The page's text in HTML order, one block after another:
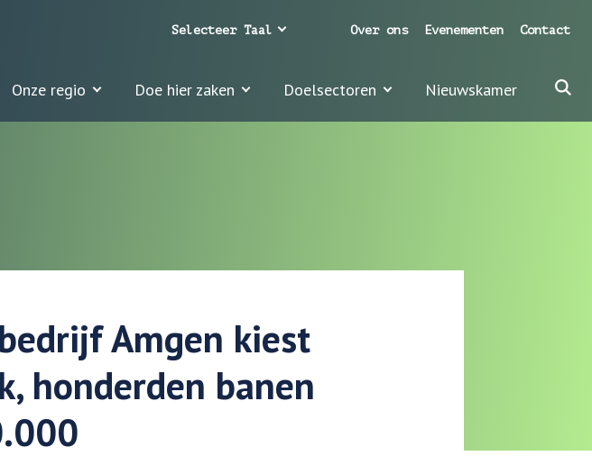
Onze regio Doe hier zaken Doelsectoren Nieuwskamer
Over ons Evenementen Contact
Selecteer Taal
Amgen kiest
honderden banen